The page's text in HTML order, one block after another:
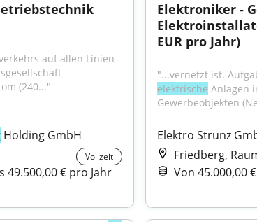
auf allen Linien
(240..."
Holding GmbH
Vollzeit
49.500,00 € pro Jahr
Elektroniker -
EUR pro Jahr)
elektrische Anlagen
Gewerbeobjekten
Elektro Strunz
Friedberg,
Von 45.000,00